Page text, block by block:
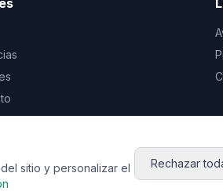
reservados.
sitio y personalizar el
Rechazar